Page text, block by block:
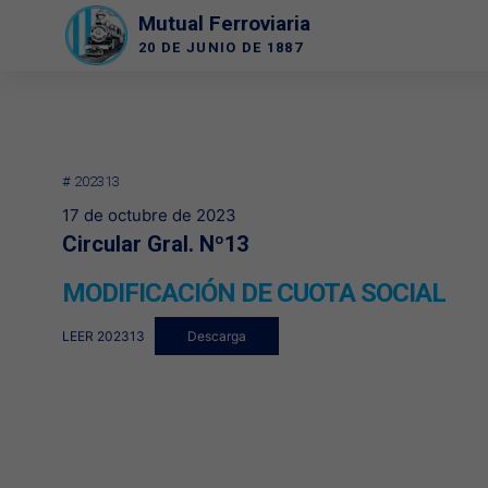
contenido
Mutual Ferroviaria
20 DE JUNIO DE 1887
# 202313
17 de octubre de 2023
Circular Gral. Nº13
MODIFICACIÓN DE CUOTA SOCIAL
LEER 202313 Descarga